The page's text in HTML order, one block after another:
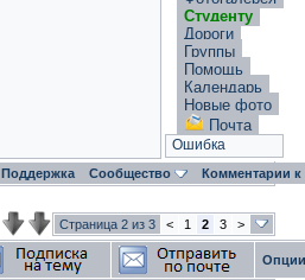
Студенту
Дороги
Группы
Помощь
Календарь
Новые фото
Почта
Ошибка
Поддержка Сообщество Комментарии
Страница 2 из 3 < 1 2 3 >